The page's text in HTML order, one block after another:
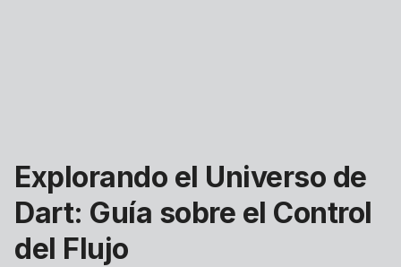
Explorando el Universo de
Dart: Guía sobre el Control
del Flujo